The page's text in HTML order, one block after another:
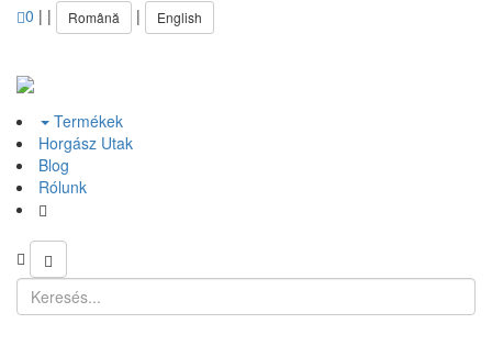
0 | | Română | English
Termékek
Horgász Utak
Blog
Rólunk